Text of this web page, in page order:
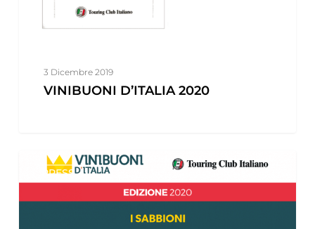
3 Dicembre 2019
VINIBUONI D’ITALIA 2020
VINIBUONI
D’ITALIA
PRESS